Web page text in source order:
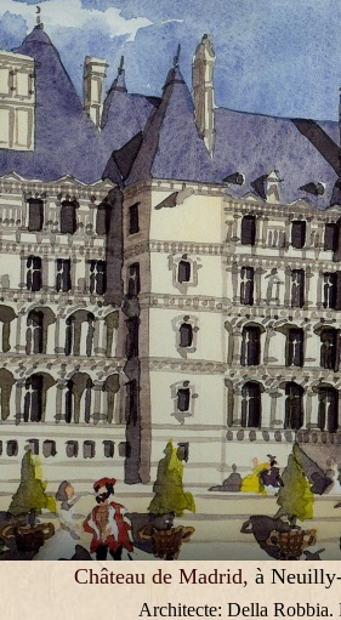
Château de Madrid,à
Architecte: Della Robbia.